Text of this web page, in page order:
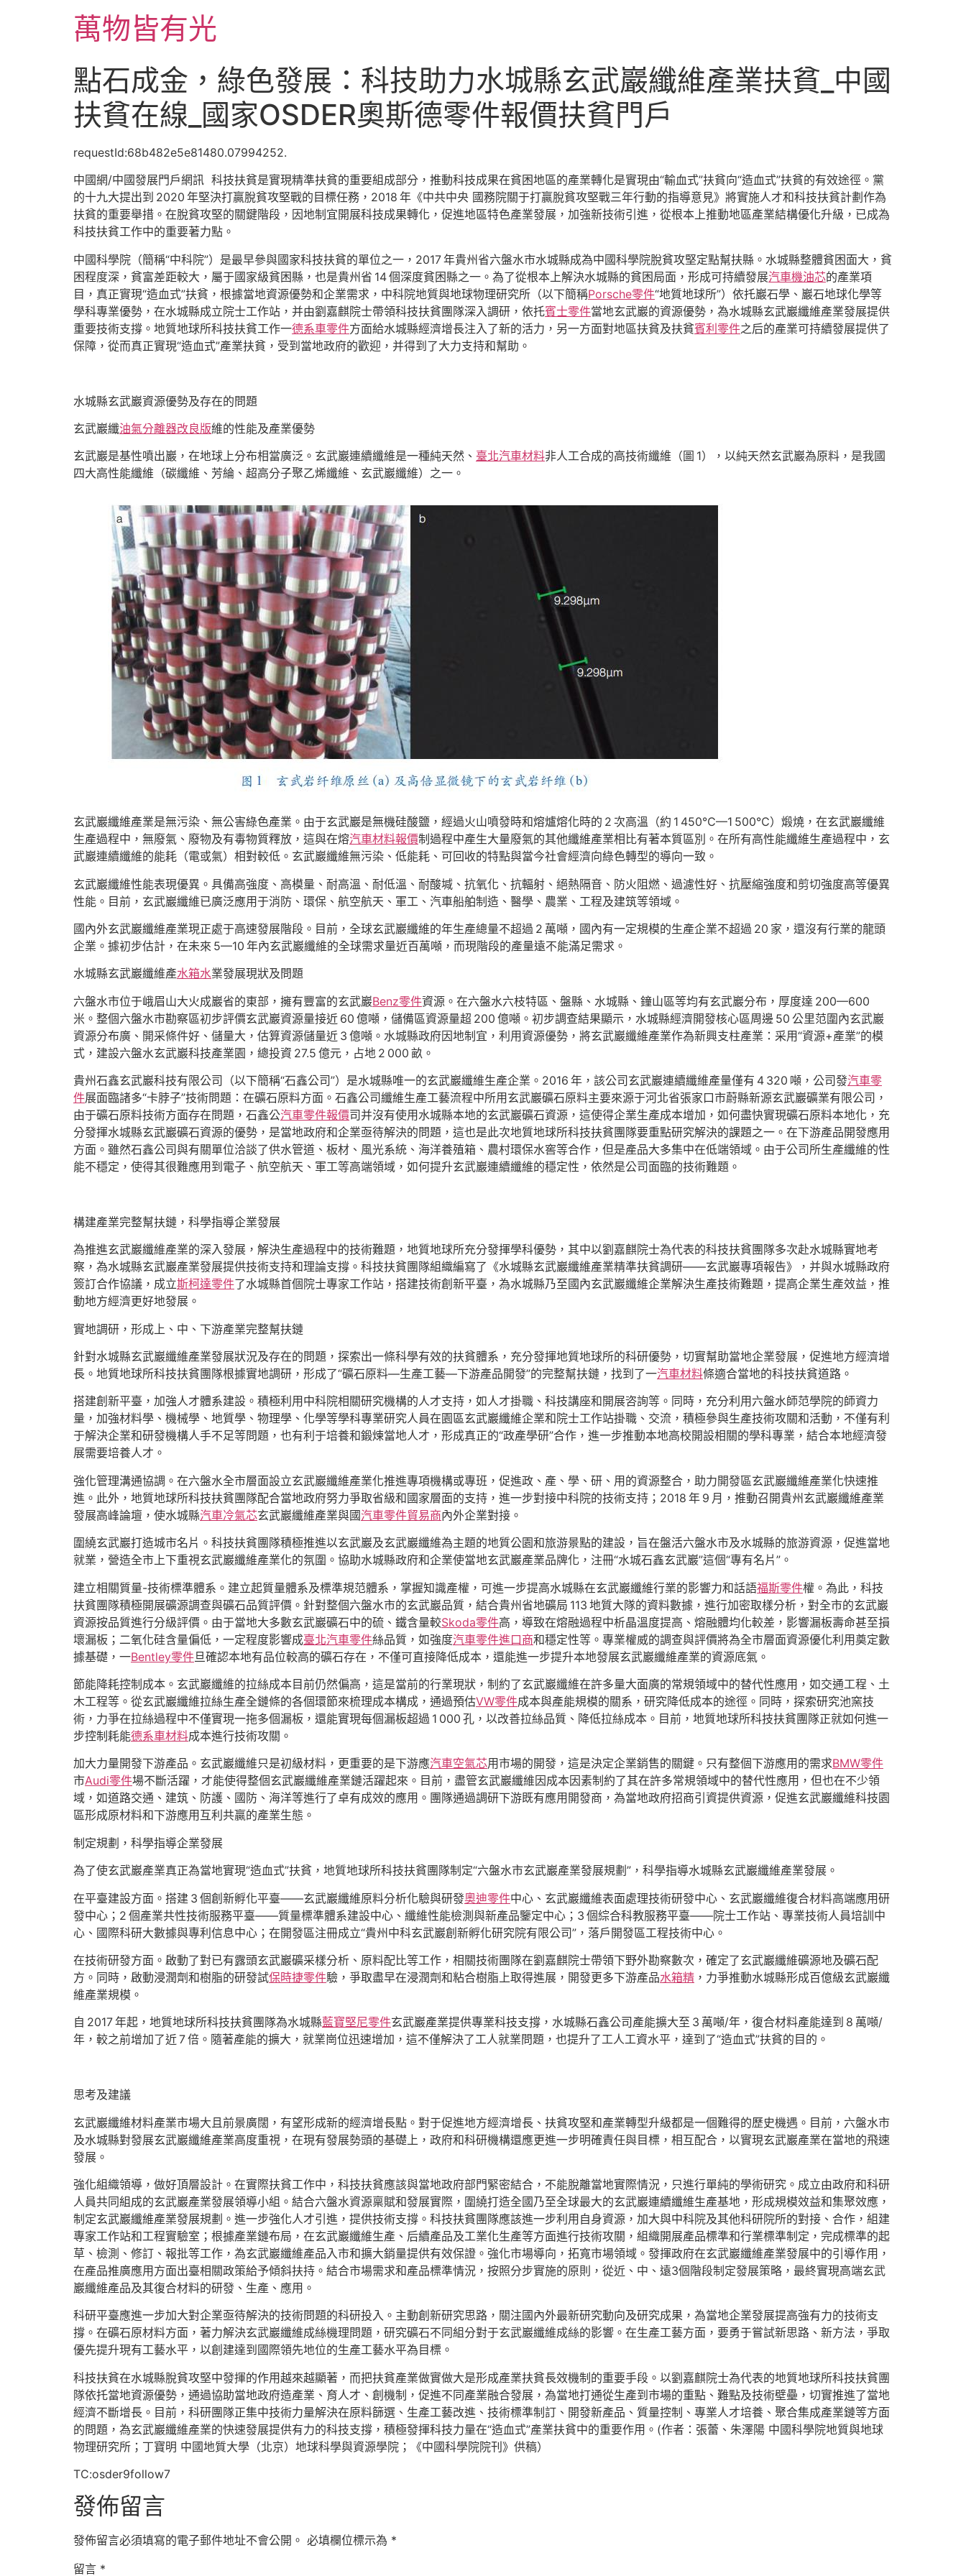
萬物皆有光
點石成金，綠色發展：科技助力水城縣玄武巖纖維產業扶貧_中國
扶貧在線_國家OSDER奧斯德零件報價扶貧門戶
requestId:68b482e5e81480.07994252.
中國網/中國發展門戶網訊 科技扶貧是實現精準扶貧的重要組成部分，推動科技成果在貧困地區的產業轉化是實現由“輸血式”扶貧向“造血式”扶貧的有效途徑。黨
的十九大提出到 2020 年堅決打贏脫貧攻堅戰的目標任務，2018 年《中共中央 國務院關于打贏脫貧攻堅戰三年行動的指導意見》將實施人才和科技扶貧計劃作為
扶貧的重要舉措。在脫貧攻堅的關鍵階段，因地制宜開展科技成果轉化，促進地區特色產業發展，加強新技術引進，從根本上推動地區產業結構優化升級，已成為
科技扶貧工作中的重要著力點。
中國科學院（簡稱“中科院”）是最早參與國家科技扶貧的單位之一，2017 年貴州省六盤水市水城縣成為中國科學院脫貧攻堅定點幫扶縣。水城縣整體貧困面大，貧
困程度深，貧富差距較大，屬于國家級貧困縣，也是貴州省 14 個深度貧困縣之一。為了從根本上解決水城縣的貧困局面，形成可持續發展汽車機油芯的產業項
目，真正實現“造血式”扶貧，根據當地資源優勢和企業需求，中科院地質與地球物理研究所（以下簡稱Porsche零件“地質地球所”）依托巖石學、巖石地球化學等
學科專業優勢，在水城縣成立院士工作站，并由劉嘉麒院士帶領科技扶貧團隊深入調研，依托賓士零件當地玄武巖的資源優勢，為水城縣玄武巖纖維產業發展提供
重要技術支撐。地質地球所科技扶貧工作一德系車零件方面給水城縣經濟增長注入了新的活力，另一方面對地區扶貧及扶貧賓利零件之后的產業可持續發展提供了
保障，從而真正實現“造血式”產業扶貧，受到當地政府的歡迎，并得到了大力支持和幫助。
水城縣玄武巖資源優勢及存在的問題
玄武巖纖油氣分離器改良版維的性能及產業優勢
玄武巖是基性噴出巖，在地球上分布相當廣泛。玄武巖連續纖維是一種純天然、 臺北汽車材料非人工合成的高技術纖維（圖 1），以純天然玄武巖為原料，是我國
四大高性能纖維（碳纖維、芳綸、超高分子聚乙烯纖維、玄武巖纖維）之一。
玄武巖纖維產業是無污染、無公害綠色產業。由于玄武巖是無機硅酸鹽，經過火山噴發時和熔爐熔化時的 2 次高溫（約 1 450℃—1 500℃）煅燒，在玄武巖纖維
生產過程中，無廢氣、廢物及有毒物質釋放，這與在熔汽車材料報價制過程中產生大量廢氣的其他纖維產業相比有著本質區別。在所有高性能纖維生產過程中，玄
武巖連續纖維的能耗（電或氣）相對較低。玄武巖纖維無污染、低能耗、可回收的特點與當今社會經濟向綠色轉型的導向一致。
玄武巖纖維性能表現優異。具備高強度、高模量、耐高溫、耐低溫、耐酸堿、抗氧化、抗輻射、絕熱隔音、防火阻燃、過濾性好、抗壓縮強度和剪切強度高等優異
性能。目前，玄武巖纖維已廣泛應用于消防、環保、航空航天、軍工、汽車船舶制造、醫學、農業、工程及建筑等領域。
國內外玄武巖纖維產業現正處于高速發展階段。目前，全球玄武巖纖維的年生產總量不超過 2 萬噸，國內有一定規模的生產企業不超過 20 家，還沒有行業的龍頭
企業。據初步估計，在未來 5—10 年內玄武巖纖維的全球需求量近百萬噸，而現階段的產量遠不能滿足需求。
水城縣玄武巖纖維產水箱水業發展現狀及問題
六盤水市位于峨眉山大火成巖省的東部，擁有豐富的玄武巖Benz零件資源。在六盤水六枝特區、盤縣、水城縣、鐘山區等均有玄武巖分布，厚度達 200—600
米。整個六盤水市勘察區初步評價玄武巖資源量接近 60 億噸，儲備區資源量超 200 億噸。初步調查結果顯示，水城縣經濟開發核心區周邊 50 公里范圍內玄武巖
資源分布廣、開采條件好、儲量大，估算資源儲量近 3 億噸。水城縣政府因地制宜，利用資源優勢，將玄武巖纖維產業作為新興支柱產業：采用“資源+產業”的模
式，建設六盤水玄武巖科技產業園，總投資 27.5 億元，占地 2 000 畝。
貴州石鑫玄武巖科技有限公司（以下簡稱“石鑫公司”）是水城縣唯一的玄武巖纖維生產企業。2016 年，該公司玄武巖連續纖維產量僅有 4 320 噸，公司發汽車零
件展面臨諸多“卡脖子”技術問題：在礦石原料方面。石鑫公司纖維生產工藝流程中所用玄武巖礦石原料主要來源于河北省張家口市蔚縣新源玄武巖礦業有限公司，
由于礦石原料技術方面存在問題，石鑫公汽車零件報價司并沒有使用水城縣本地的玄武巖礦石資源，這使得企業生產成本增加，如何盡快實現礦石原料本地化，充
分發揮水城縣玄武巖礦石資源的優勢，是當地政府和企業亟待解決的問題，這也是此次地質地球所科技扶貧團隊要重點研究解決的課題之一。在下游產品開發應用
方面。雖然石鑫公司與有關單位洽談了供水管道、板材、風光系統、海洋養殖箱、農村環保水窖等合作，但是產品大多集中在低端領域。由于公司所生產纖維的性
能不穩定，使得其很難應用到電子、航空航天、軍工等高端領域，如何提升玄武巖連續纖維的穩定性，依然是公司面臨的技術難題。
構建產業完整幫扶鏈，科學指導企業發展
為推進玄武巖纖維產業的深入發展，解決生產過程中的技術難題，地質地球所充分發揮學科優勢，其中以劉嘉麒院士為代表的科技扶貧團隊多次赴水城縣實地考
察，為水城縣玄武巖產業發展提供技術支持和理論支撐。科技扶貧團隊組織編寫了《水城縣玄武巖纖維產業精準扶貧調研——玄武巖專項報告》，并與水城縣政府
簽訂合作協議，成立斯柯達零件了水城縣首個院士專家工作站，搭建技術創新平臺，為水城縣乃至國內玄武巖纖維企業解決生產技術難題，提高企業生產效益，推
動地方經濟更好地發展。
實地調研，形成上、中、下游產業完整幫扶鏈
針對水城縣玄武巖纖維產業發展狀況及存在的問題，探索出一條科學有效的扶貧體系，充分發揮地質地球所的科研優勢，切實幫助當地企業發展，促進地方經濟增
長。地質地球所科技扶貧團隊根據實地調研，形成了“礦石原料—生產工藝—下游產品開發”的完整幫扶鏈，找到了一汽車材料條適合當地的科技扶貧道路。
搭建創新平臺，加強人才體系建設。積極利用中科院相關研究機構的人才支持，如人才掛職、科技講座和開展咨詢等。同時，充分利用六盤水師范學院的師資力
量，加強材料學、機械學、地質學、物理學、化學等學科專業研究人員在園區玄武巖纖維企業和院士工作站掛職、交流，積極參與生產技術攻關和活動，不僅有利
于解決企業和研發機構人手不足等問題，也有利于培養和鍛煉當地人才，形成真正的“政產學研”合作，進一步推動本地高校開設相關的學科專業，結合本地經濟發
展需要培養人才。
強化管理溝通協調。在六盤水全市層面設立玄武巖纖維產業化推進專項機構或專班，促進政、產、學、研、用的資源整合，助力開發區玄武巖纖維產業化快速推
進。此外，地質地球所科技扶貧團隊配合當地政府努力爭取省級和國家層面的支持，進一步對接中科院的技術支持；2018 年 9 月，推動召開貴州玄武巖纖維產業
發展高峰論壇，使水城縣汽車冷氣芯玄武巖纖維產業與國汽車零件貿易商內外企業對接。
圍繞玄武巖打造城市名片。科技扶貧團隊積極推進以玄武巖及玄武巖纖維為主題的地質公園和旅游景點的建設，旨在盤活六盤水市及水城縣的旅游資源，促進當地
就業，營造全市上下重視玄武巖纖維產業化的氛圍。協助水城縣政府和企業使當地玄武巖產業品牌化，注冊“水城石鑫玄武巖”這個“專有名片”。
建立相關質量-技術標準體系。建立起質量體系及標準規范體系，掌握知識產權，可進一步提高水城縣在玄武巖纖維行業的影響力和話語福斯零件權。為此，科技
扶貧團隊積極開展礦源調查與礦石品質評價。針對整個六盤水市的玄武巖品質，結合貴州省地礦局 113 地質大隊的資料數據，進行加密取樣分析，對全市的玄武巖
資源按品質進行分級評價。由于當地大多數玄武巖礦石中的硫、鐵含量較Skoda零件高，導致在熔融過程中析晶溫度提高、熔融體均化較差，影響漏板壽命甚至損
壞漏板；二氧化硅含量偏低，一定程度影響成臺北汽車零件絲品質，如強度汽車零件進口商和穩定性等。專業權威的調查與評價將為全市層面資源優化利用奠定數
據基礎，一Bentley零件旦確認本地有品位較高的礦石存在，不僅可直接降低成本，還能進一步提升本地發展玄武巖纖維產業的資源底氣。
節能降耗控制成本。玄武巖纖維的拉絲成本目前仍然偏高，這是當前的行業現狀，制約了玄武巖纖維在許多量大面廣的常規領域中的替代性應用，如交通工程、土
木工程等。從玄武巖纖維拉絲生產全鏈條的各個環節來梳理成本構成，通過預估VW零件成本與產能規模的關系，研究降低成本的途徑。同時，探索研究池窯技
術，力爭在拉絲過程中不僅實現一拖多個漏板，還能實現每個漏板超過 1 000 孔，以改善拉絲品質、降低拉絲成本。目前，地質地球所科技扶貧團隊正就如何進一
步控制耗能德系車材料成本進行技術攻關。
加大力量開發下游產品。玄武巖纖維只是初級材料，更重要的是下游應汽車空氣芯用市場的開發，這是決定企業銷售的關鍵。只有整個下游應用的需求BMW零件
市Audi零件場不斷活躍，才能使得整個玄武巖纖維產業鏈活躍起來。目前，盡管玄武巖纖維因成本因素制約了其在許多常規領域中的替代性應用，但也在不少領
域，如道路交通、建筑、防護、國防、海洋等進行了卓有成效的應用。團隊通過調研下游既有應用開發商，為當地政府招商引資提供資源，促進玄武巖纖維科技園
區形成原材料和下游應用互利共贏的產業生態。
制定規劃，科學指導企業發展
為了使玄武巖產業真正為當地實現“造血式”扶貧，地質地球所科技扶貧團隊制定“六盤水市玄武巖產業發展規劃”，科學指導水城縣玄武巖纖維產業發展。
在平臺建設方面。搭建 3 個創新孵化平臺——玄武巖纖維原料分析化驗與研發奧迪零件中心、玄武巖纖維表面處理技術研發中心、玄武巖纖維復合材料高端應用研
發中心；2 個產業共性技術服務平臺——質量標準體系建設中心、纖維性能檢測與新產品鑒定中心；3 個綜合科教服務平臺——院士工作站、專業技術人員培訓中
心、國際科研大數據與專利信息中心；在開發區注冊成立“貴州中科玄武巖創新孵化研究院有限公司”，落戶開發區工程技術中心。
在技術研發方面。啟動了對已有露頭玄武巖礦采樣分析、原料配比等工作，相關技術團隊在劉嘉麒院士帶領下野外勘察數次，確定了玄武巖纖維礦源地及礦石配
方。同時，啟動浸潤劑和樹脂的研發試保時捷零件驗，爭取盡早在浸潤劑和粘合樹脂上取得進展，開發更多下游產品水箱精 ，力爭推動水城縣形成百億級玄武巖纖
維產業規模。
自 2017 年起，地質地球所科技扶貧團隊為水城縣藍寶堅尼零件玄武巖產業提供專業科技支撐，水城縣石鑫公司產能擴大至 3 萬噸/年，復合材料產能達到 8 萬噸/
年，較之前增加了近 7 倍。隨著產能的擴大，就業崗位迅速增加，這不僅解決了工人就業問題，也提升了工人工資水平，達到了“造血式”扶貧的目的。
思考及建議
玄武巖纖維材料產業市場大且前景廣闊，有望形成新的經濟增長點。對于促進地方經濟增長、扶貧攻堅和產業轉型升級都是一個難得的歷史機遇。目前，六盤水市
及水城縣對發展玄武巖纖維產業高度重視，在現有發展勢頭的基礎上，政府和科研機構還應更進一步明確責任與目標，相互配合，以實現玄武巖產業在當地的飛速
發展。
強化組織領導，做好頂層設計。在實際扶貧工作中，科技扶貧應該與當地政府部門緊密結合，不能脫離當地實際情況，只進行單純的學術研究。成立由政府和科研
人員共同組成的玄武巖產業發展領導小組。結合六盤水資源稟賦和發展實際，圍繞打造全國乃至全球最大的玄武巖連續纖維生產基地，形成規模效益和集聚效應，
制定玄武巖纖維產業發展規劃。進一步強化人才引進，提供技術支撐。科技扶貧團隊應該進一步利用自身資源，加大與中科院及其他科研院所的對接、合作，組建
專家工作站和工程實驗室；根據產業鏈布局，在玄武巖纖維生產、后續產品及工業化生產等方面進行技術攻關，組織開展產品標準和行業標準制定，完成標準的起
草、檢測、修訂、報批等工作，為玄武巖纖維產品入市和擴大銷量提供有效保證。強化市場導向，拓寬市場領域。發揮政府在玄武巖纖維產業發展中的引導作用，
在產品推廣應用方面出臺相關政策給予傾斜扶持。結合市場需求和產品標準情況，按照分步實施的原則，從近、中、遠3個階段制定發展策略，最終實現高端玄武
巖纖維產品及其復合材料的研發、生產、應用。
科研平臺應進一步加大對企業亟待解決的技術問題的科研投入。主動創新研究思路，關注國內外最新研究動向及研究成果，為當地企業發展提高強有力的技術支
撐。在礦石原材料方面，著力解決玄武巖纖維成絲機理問題，研究礦石不同組分對于玄武巖纖維成絲的影響。在生產工藝方面，要勇于嘗試新思路、新方法，爭取
優先提升現有工藝水平，以創建達到國際領先地位的生產工藝水平為目標。
科技扶貧在水城縣脫貧攻堅中發揮的作用越來越顯著，而把扶貧產業做實做大是形成產業扶貧長效機制的重要手段。以劉嘉麒院士為代表的地質地球所科技扶貧團
隊依托當地資源優勢，通過協助當地政府造產業、育人才、創機制，促進不同產業融合發展，為當地打通從生產到市場的重點、難點及技術壁壘，切實推進了當地
經濟不斷增長。目前，科研團隊正集中技術力量解決在原料篩選、生產工藝改進、技術標準制訂、開發新產品、質量控制、專業人才培養、聚合集成產業鏈等方面
的問題，為玄武巖纖維產業的快速發展提供有力的科技支撐，積極發揮科技力量在“造血式”產業扶貧中的重要作用。(作者：張蕾、朱澤陽 中國科學院地質與地球
物理研究所；丁寶明 中國地質大學（北京）地球科學與資源學院；《中國科學院院刊》供稿）
TC:osder9follow7
發佈留言
發佈留言必須填寫的電子郵件地址不會公開。 必填欄位標示為 *
留言 *